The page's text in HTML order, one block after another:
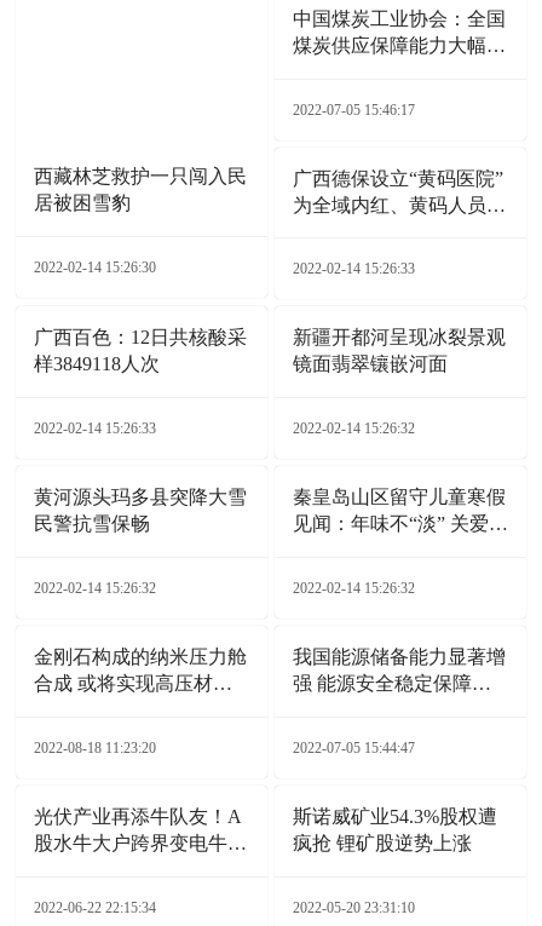
西藏林芝救护一只闯入民
居被困雪豹
2022-02-14 15:26:30
中国煤炭工业协会：全国
煤炭供应保障能力大幅增
2022-07-05 15:46:17
广西德保设立“黄码医院”
为全域内红、黄码人员就
2022-02-14 15:26:33
广西百色：12日共核酸采
样3849118人次
2022-02-14 15:26:33
新疆开都河呈现冰裂景观
镜面翡翠镶嵌河面
2022-02-14 15:26:32
黄河源头玛多县突降大雪
民警抗雪保畅
2022-02-14 15:26:32
秦皇岛山区留守儿童寒假
见闻：年味不“淡” 关爱
2022-02-14 15:26:32
金刚石构成的纳米压力舱
合成 或将实现高压材料
2022-08-18 11:23:20
我国能源储备能力显著增
强 能源安全稳定保障能
2022-07-05 15:44:47
光伏产业再添牛队友！A
股水牛大户跨界变电牛，
2022-06-22 22:15:34
斯诺威矿业54.3%股权遭
疯抢 锂矿股逆势上涨
2022-05-20 23:31:10